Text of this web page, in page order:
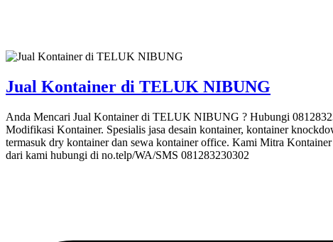
Jual Kontainer di TELUK NIBUNG
Anda Mencari Jual Kontainer di TELUK NIBUNG ? Hubungi
Modifikasi Kontainer. Spesialis jasa desain kontainer, kontainer
termasuk dry kontainer dan sewa kontainer office. Kami Mitra
dari kami hubungi di no.telp/WA/SMS 081283230302